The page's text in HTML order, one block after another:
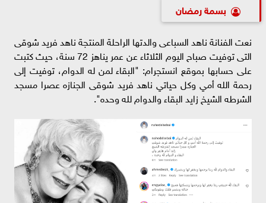
بسمة رمضان
نعت الفنانة ناهد السباعى والدتها الراحلة المنتجة ناهد فريد شوقى
التى توفيت صباح اليوم الثلاثاء عن عمر يناهز 72 سنة، حيث كتبت
على حسابها بموقع انستجرام: "البقاء لمن له الدوام، توفيت إلى
رحمة الله أمي وكل حياتي ناهد فريد شوقى الجنازه عصرا مسجد
الشرطه الشيخ زايد البقاء والدوام لله وحده".